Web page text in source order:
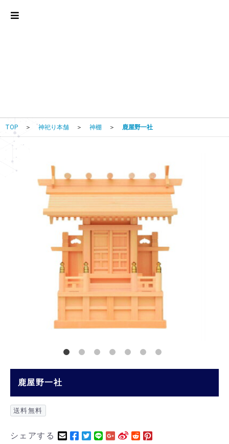
TOP ＞ 神祀り本舗 ＞ 神棚 ＞ 鹿屋野一社
鹿屋野一社
送料無料
シェアする